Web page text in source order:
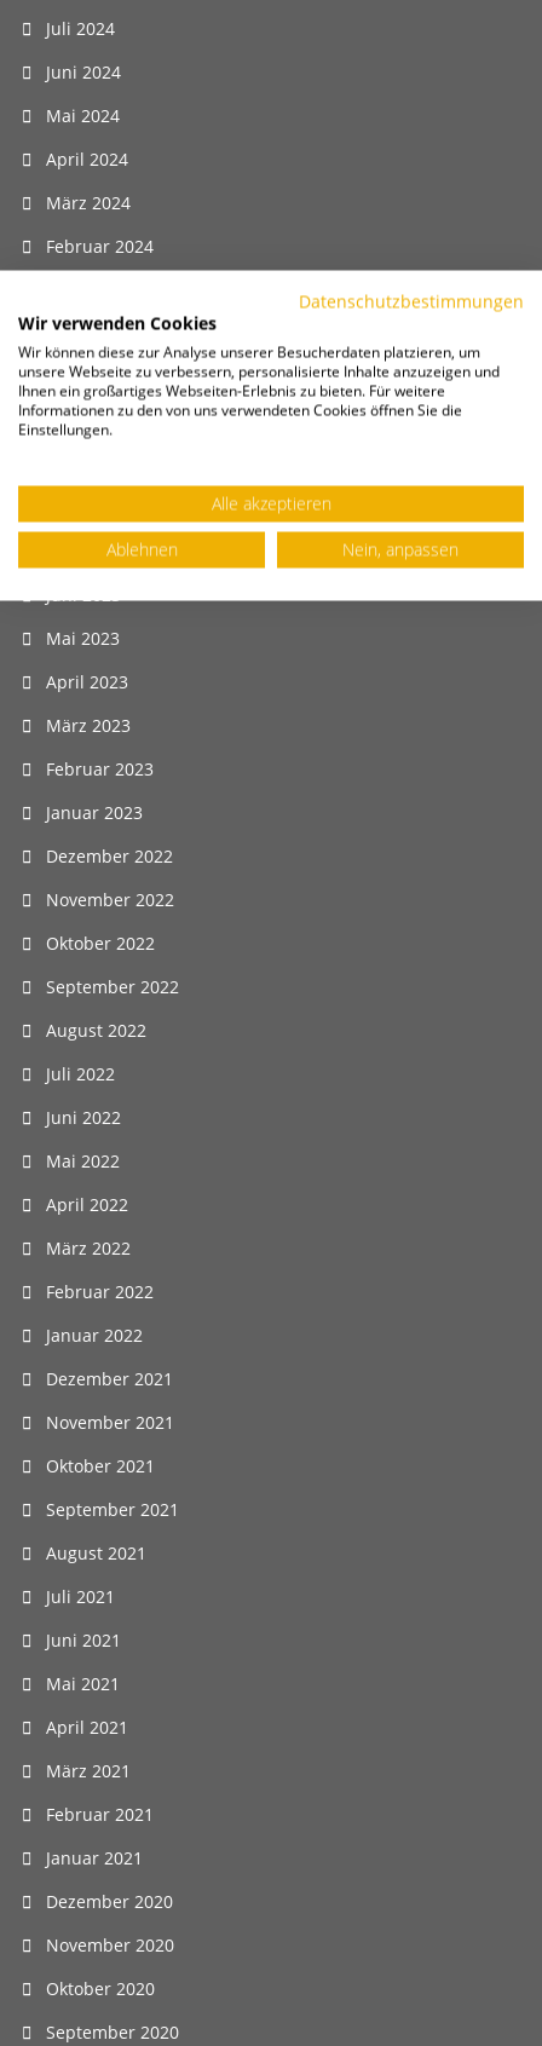
Juli 2024
Juni 2024
Mai 2024
April 2024
März 2024
Februar 2024
Dezember 2023
November 2023
Oktober 2023
Juli 2023
Juni 2023
Mai 2023
April 2023
März 2023
Februar 2023
Januar 2023
Dezember 2022
November 2022
Oktober 2022
September 2022
August 2022
Juli 2022
Juni 2022
Mai 2022
April 2022
März 2022
Februar 2022
Januar 2022
Dezember 2021
November 2021
Oktober 2021
September 2021
August 2021
Juli 2021
Juni 2021
Mai 2021
April 2021
März 2021
Februar 2021
Januar 2021
Dezember 2020
November 2020
Oktober 2020
September 2020
Datenschutzbestimmungen
Wir verwenden Cookies
Wir können diese zur Analyse unserer Besucherdaten platzieren, um
unsere Webseite zu verbessern, personalisierte Inhalte anzuzeigen und
Ihnen ein großartiges Webseiten-Erlebnis zu bieten. Für weitere
Informationen zu den von uns verwendeten Cookies öffnen Sie die
Einstellungen.
Alle akzeptieren
Ablehnen
Nein, anpassen